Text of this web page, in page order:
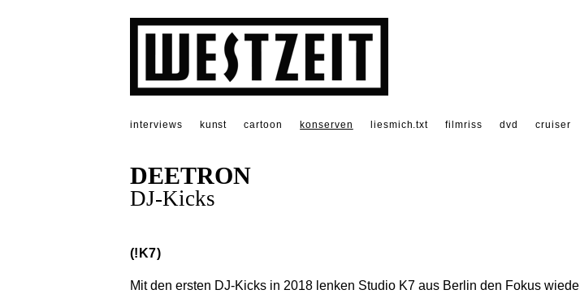
interviews kunst cartoon konserven liesmich.txt filmriss dvd cruiser
DEETRON
DJ-Kicks
(!K7)
Mit den ersten DJ-Kicks in 2018 lenken Studio K7 aus Berlin den Fokus